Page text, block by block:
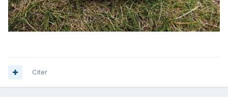
Citer